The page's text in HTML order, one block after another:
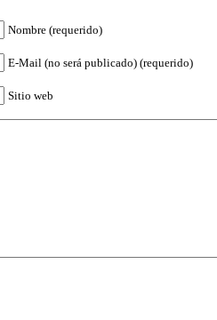
Nombre (requerido)
E-Mail (no será publicado) (requerido)
Sitio web